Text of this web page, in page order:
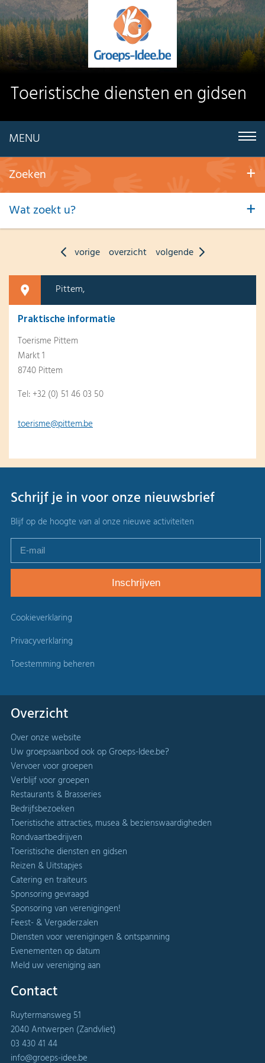
Toeristische diensten en gidsen
MENU
Zoeken
Wat zoekt u?
vorige overzicht volgende
Pittem,
Praktische informatie
Toerisme Pittem
Markt 1
8740 Pittem
Tel: +32 (0) 51 46 03 50
toerisme@pittem.be
Schrijf je in voor onze nieuwsbrief
Blijf op de hoogte van al onze nieuwe activiteiten
Cookieverklaring
Privacyverklaring
Toestemming beheren
Overzicht
Over onze website
Uw groepsaanbod ook op Groeps-Idee.be?
Vervoer voor groepen
Verblijf voor groepen
Restaurants & Brasseries
Bedrijfsbezoeken
Toeristische attracties, musea & bezienswaardigheden
Rondvaartbedrijven
Toeristische diensten en gidsen
Reizen & Uitstapjes
Catering en traiteurs
Sponsoring gevraagd
Sponsoring van verenigingen!
Feest- & Vergaderzalen
Diensten voor verenigingen & ontspanning
Evenementen op datum
Meld uw vereniging aan
Contact
Ruytermansweg 51
2040 Antwerpen (Zandvliet)
03 430 41 44
info@groeps-idee.be